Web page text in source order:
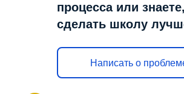
процесса или
сделать школу
Написать о